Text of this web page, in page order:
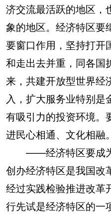
济交流最活跃的地区，
象的地区。经济特区要
要窗口作用，坚持打开
和走出去并重，同各国
来，共建开放型世界经
入，扩大服务业特别是
有吸引力的投资环境。
进民心相通、文化相融。
——经济特区要成为
创办经济特区是我国改
经过实践检验推进改革
行先试是经济特区的一